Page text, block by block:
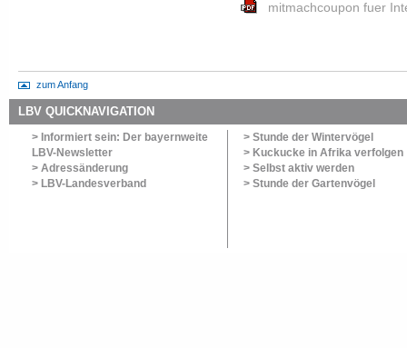
mitmachcoupon fuer
zum Anfang
LBV QUICKNAVIGATION
> Informiert sein: Der bayernweite
LBV-Newsletter
> Adressänderung
> LBV-Landesverband
> Stunde der Wintervögel
> Kuckucke in Afrika verfolgen
> Selbst aktiv werden
> Stunde der Gartenvögel